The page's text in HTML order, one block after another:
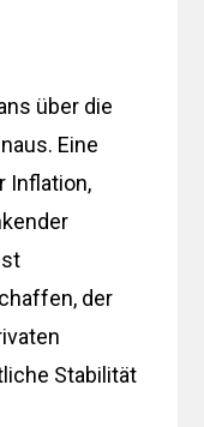
über die
Eine
Inflation,
der
Stabilität